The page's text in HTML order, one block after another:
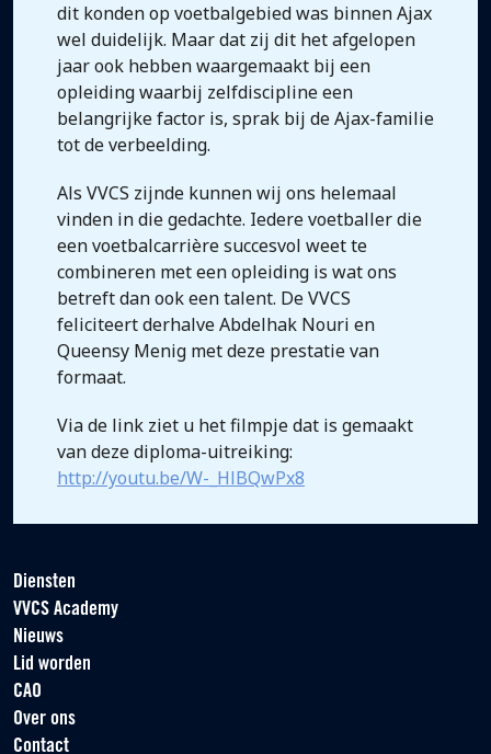
dit konden op voetbalgebied was binnen Ajax
wel duidelijk. Maar dat zij dit het afgelopen
jaar ook hebben waargemaakt bij een
opleiding waarbij zelfdiscipline een
belangrijke factor is, sprak bij de Ajax-familie
tot de verbeelding.
Als VVCS zijnde kunnen wij ons helemaal
vinden in die gedachte. Iedere voetballer die
een voetbalcarrière succesvol weet te
combineren met een opleiding is wat ons
betreft dan ook een talent. De VVCS
feliciteert derhalve Abdelhak Nouri en
Queensy Menig met deze prestatie van
formaat.
Via de link ziet u het filmpje dat is gemaakt
van deze diploma-uitreiking:
http://youtu.be/W-_HlBQwPx8
Diensten
VVCS Academy
Nieuws
Lid worden
CAO
Over ons
Contact